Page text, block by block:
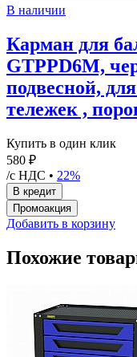
В наличии
Карман для
GTPPD6M,
подвесной,
тележек ,
Купить в один клик
580 ₽
/с НДС • 22%
Добавить в корзину
Похожие